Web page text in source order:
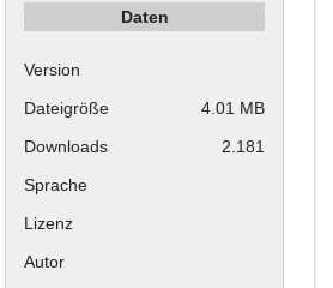
Daten
Version
Dateigröße
4.01 MB
Downloads
2.181
Sprache
Lizenz
Autor